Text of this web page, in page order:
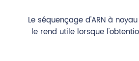
Le séquençage d'ARN à
le rend utile lorsque